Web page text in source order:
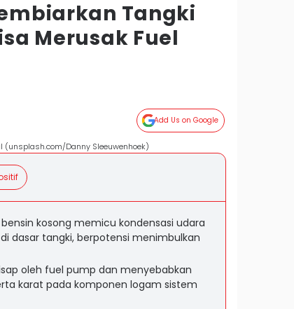
Tangki
Merusak Fuel
Add Us on Google
Danny Sleeuwenhoek)
kosong memicu kondensasi udara
dasar tangki, berpotensi menimbulkan
oleh fuel pump dan menyebabkan
karat pada komponen logam sistem